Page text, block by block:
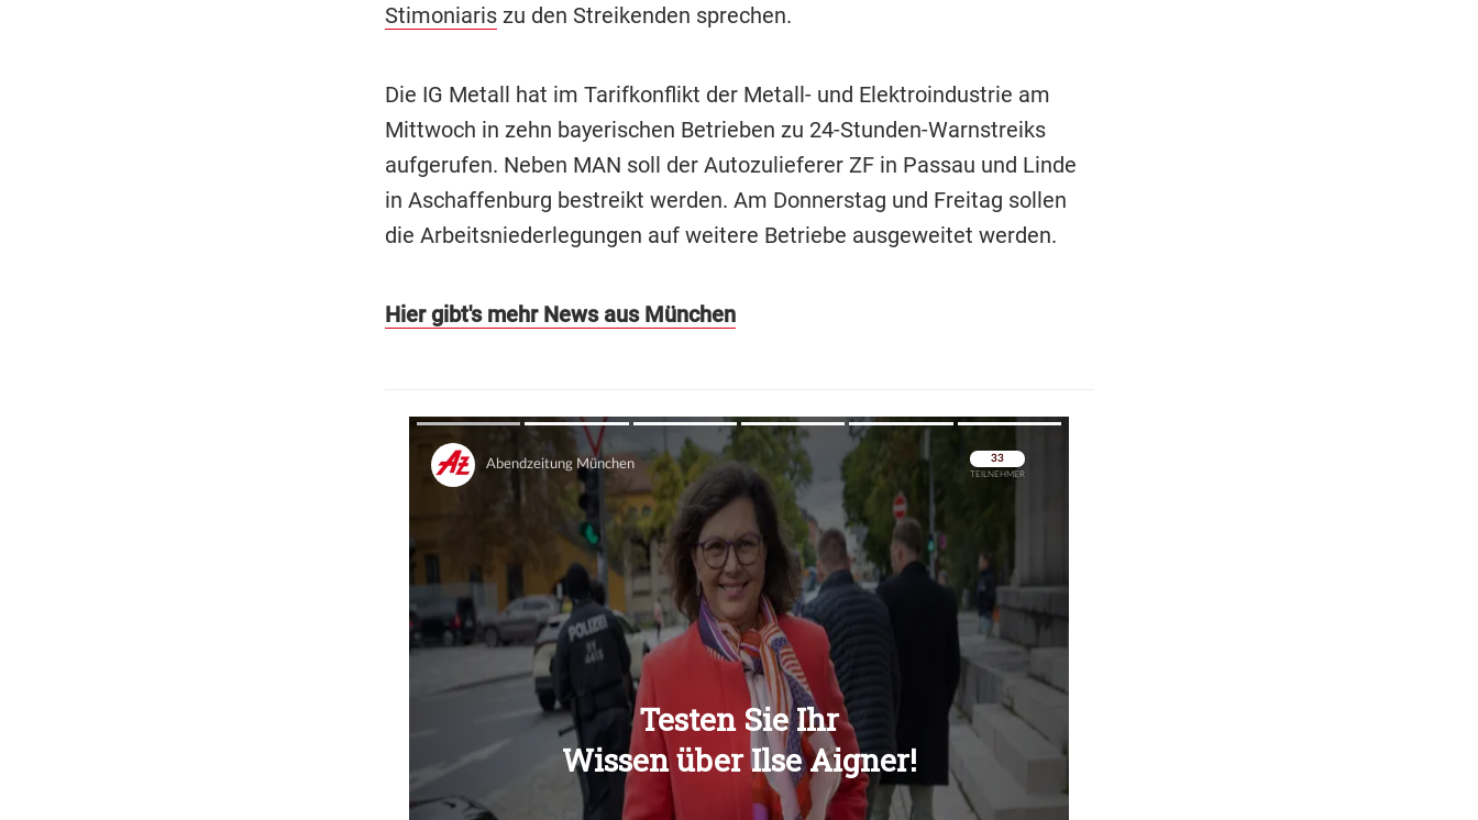
Stimoniariszu den Streikenden sprechen.
Die IG Metall hat im Tarifkonflikt der Metall- und Elektroindustrie am
Mittwoch in zehn bayerischen Betrieben zu 24-Stunden-Warnstreiks
aufgerufen. Neben MAN soll der Autozulieferer ZF in Passau und Linde
in Aschaffenburg bestreikt werden. Am Donnerstag und Freitag sollen
die Arbeitsniederlegungen auf weitere Betriebe ausgeweitet werden.
Hier gibt's mehr News aus München
Überspringen
Überspringen